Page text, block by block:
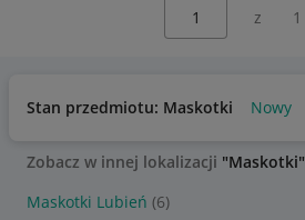
z 1
Stan przedmiotu: Maskotki Nowy
Zobacz w innej lokalizacji "Maskotki"
Maskotki Lubień (6)